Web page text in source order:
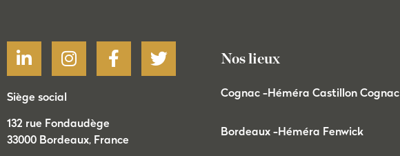
Siège social
132 rue Fondaudège
33000 Bordeaux, France
Nos lieux
Cognac -Héméra Castillon Cognac
Bordeaux -Héméra Fenwick